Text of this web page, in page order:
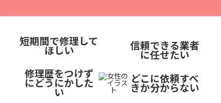
短期間で修理して
ほしい
修理歴をつけず
にどうにかした
い
信頼できる業者
に任せたい
どこに依頼すべ
きか分からない